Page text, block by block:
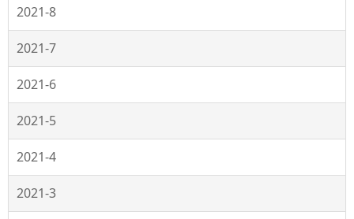
2021-8
2021-7
2021-6
2021-5
2021-4
2021-3